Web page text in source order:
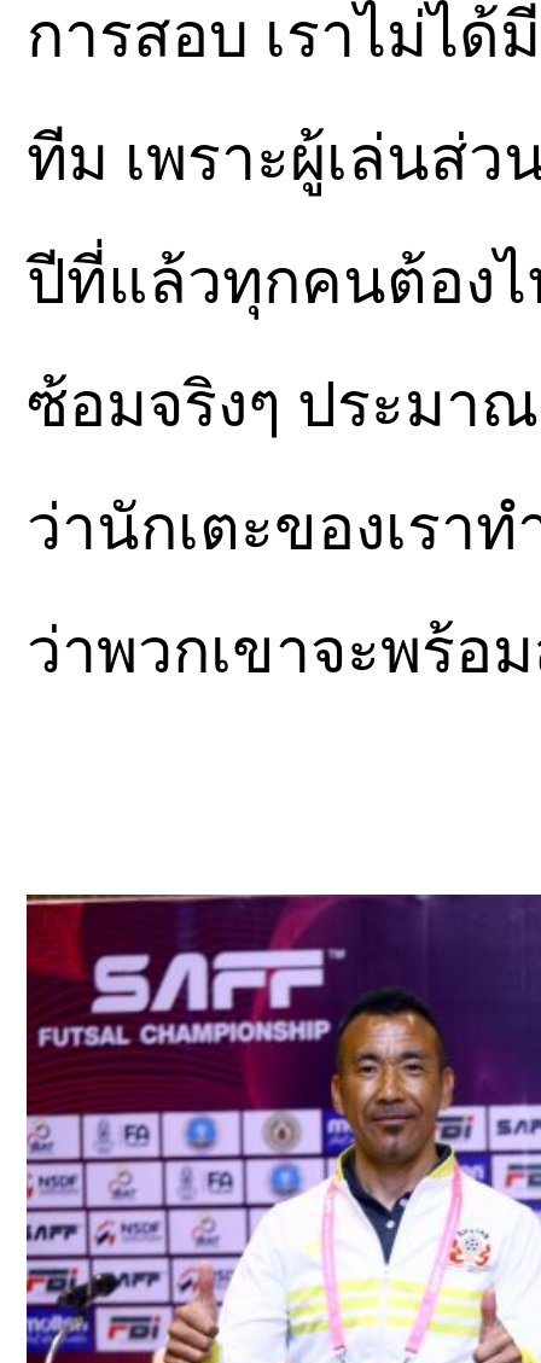
การสอบ เราไม่ได้
ทีม เพราะผู้เล่นส่
ปีที่แล้วทุกคนต้องไ
ซ้อมจริงๆ ประมา
ว่านักเตะของเรา
ว่าพวกเขาจะพร้อ